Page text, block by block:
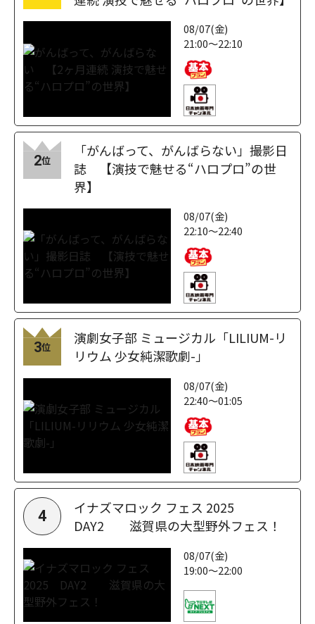
08/07(金)
21:00～22:10
2位
「がんばって、がんばらない」撮影日
誌 【演技で魅せる“ハロプロ”の世
界】
08/07(金)
22:10～22:40
3位
演劇女子部 ミュージカル「LILIUM-リ
リウム 少女純潔歌劇-」
08/07(金)
22:40～01:05
4
イナズマロック フェス 2025
DAY2 滋賀県の大型野外フェス！
08/07(金)
19:00～22:00